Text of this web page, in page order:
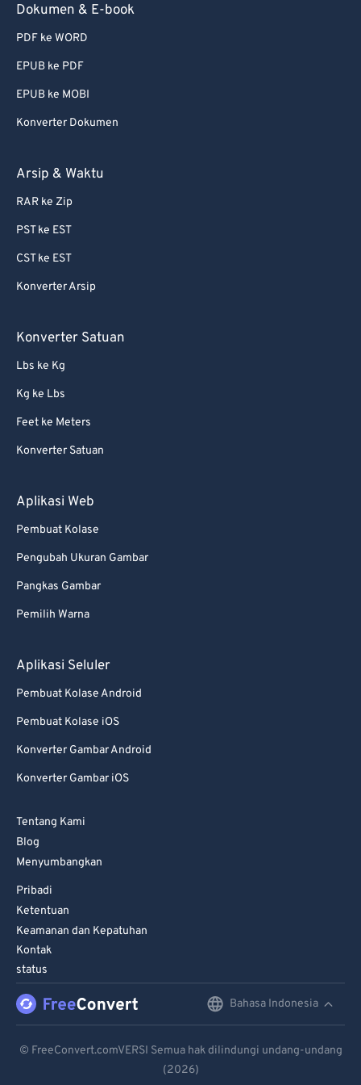
Dokumen & E-book
PDF ke WORD
EPUB ke PDF
EPUB ke MOBI
Konverter Dokumen
Arsip & Waktu
RAR ke Zip
PST ke EST
CST ke EST
Konverter Arsip
Konverter Satuan
Lbs ke Kg
Kg ke Lbs
Feet ke Meters
Konverter Satuan
Aplikasi Web
Pembuat Kolase
Pengubah Ukuran Gambar
Pangkas Gambar
Pemilih Warna
Aplikasi Seluler
Pembuat Kolase Android
Pembuat Kolase iOS
Konverter Gambar Android
Konverter Gambar iOS
Tentang Kami
Blog
Menyumbangkan
Pribadi
Ketentuan
Keamanan dan Kepatuhan
Kontak
status
Bahasa Indonesia
Español
© FreeConvert.comVERSI Semua hak dilindungi undang-undang
(2026)